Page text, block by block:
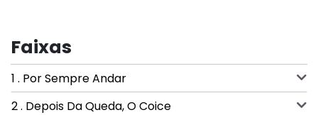
Faixas
1 . Por Sempre Andar
2 . Depois Da Queda, O Coice